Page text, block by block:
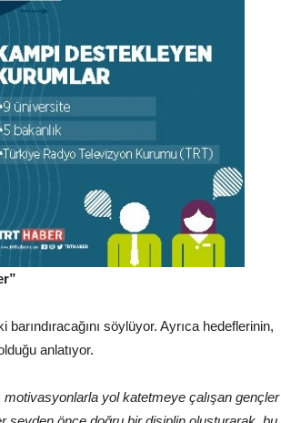
söylüyor. Ayrıca hedeflerinin,
anlatıyor.
motivasyonlarla yol katetmeye çalışan gençler